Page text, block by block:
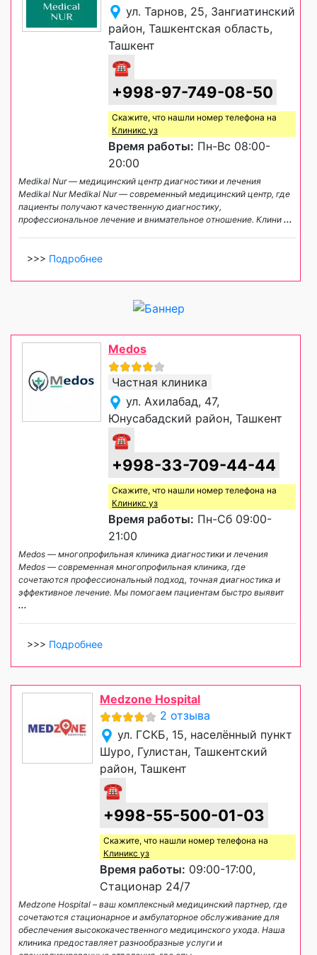
ул. Тарнов, 25, Зангиатинский
район, Ташкентская область,
Ташкент
☎
+998-97-749-08-50
Скажите, что нашли номер телефона на
Клиникс уз
Время работы: Пн-Вс 08:00-
20:00
Medikal Nur — медицинский центр диагностики и лечения
Medikal Nur Medikal Nur — современный медицинский центр, где
пациенты получают качественную диагностику,
профессиональное лечение и внимательное отношение. Клини ...
>>> Подробнее
Medos
Частная клиника
ул. Ахилабад, 47,
Юнусабадский район, Ташкент
☎
+998-33-709-44-44
Скажите, что нашли номер телефона на
Клиникс уз
Время работы: Пн-Сб 09:00-
21:00
Medos — многопрофильная клиника диагностики и лечения
Medos — современная многопрофильная клиника, где
сочетаются профессиональный подход, точная диагностика и
эффективное лечение. Мы помогаем пациентам быстро выявит
...
>>> Подробнее
Medzone Hospital
2 отзыва
ул. ГСКБ, 15, населённый пункт
Шуро, Гулистан, Ташкентский
район, Ташкент
☎
+998-55-500-01-03
Скажите, что нашли номер телефона на
Клиникс уз
Время работы: 09:00-17:00,
Стационар 24/7
Medzone Hospital – ваш комплексный медицинский партнер, где
сочетаются стационарное и амбулаторное обслуживание для
обеспечения высококачественного медицинского ухода. Наша
клиника предоставляет разнообразные услуги и